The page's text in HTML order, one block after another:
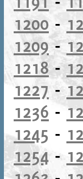
1200 -
1209-
1218-
1227 -
1236 -
1245 -
1254-